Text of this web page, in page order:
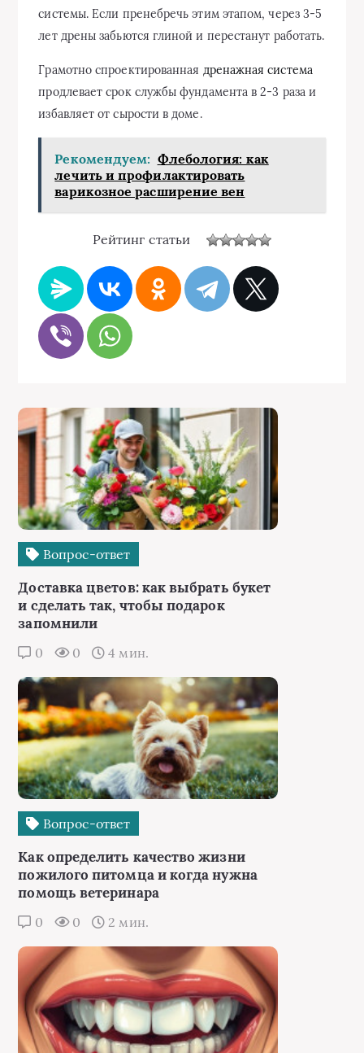
системы. Если пренебречь этим этапом, через 3-5
лет дрены забьются глиной и перестанут работать.
Грамотно спроектированная дренажная система
продлевает срок службы фундамента в 2-3 раза и
избавляет от сырости в доме.
Рекомендуем: Флебология: как
лечить и профилактировать
варикозное расширение вен
Рейтинг статьи
Вопрос-ответ
Доставка цветов: как выбрать букет
и сделать так, чтобы подарок
запомнили
0 0 4 мин.
Вопрос-ответ
Как определить качество жизни
пожилого питомца и когда нужна
помощь ветеринара
0 0 2 мин.